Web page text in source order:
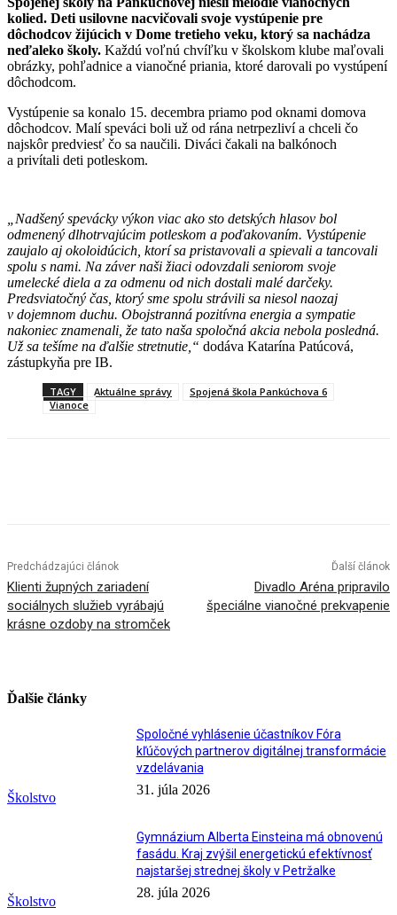
kolied. Deti usilovne nacvičovali svoje vystúpenie pre
dôchodcov žijúcich v Dome tretieho veku, ktorý sa nachádza
neďaleko školy. Každú voľnú chvíľku v školskom klube maľovali
obrázky, pohľadnice a vianočné priania, ktoré darovali po vystúpení
dôchodcom.
Vystúpenie sa konalo 15. decembra priamo pod oknami domova
dôchodcov. Malí speváci boli už od rána netrpezliví a chceli čo
najskôr predviesť čo sa naučili. Diváci čakali na balkónoch
a privítali deti potleskom.
„Nadšený spevácky výkon viac ako sto detských hlasov bol
odmenený dlhotrvajúcim potleskom a poďakovaním. Vystúpenie
zaujalo aj okoloidúcich, ktorí sa pristavovali a spievali a tancovali
spolu s nami. Na záver naši žiaci odovzdali seniorom svoje
umelecké diela a za odmenu od nich dostali malé darčeky.
Predsviatočný čas, ktorý sme spolu strávili sa niesol naozaj
v dojemnom duchu. Obojstranná pozitívna energia a sympatie
nakoniec znamenali, že tato naša spoločná akcia nebola posledná.
Už sa tešíme na ďalšie stretnutie,“ dodáva Katarína Patúcová,
zástupkyňa pre IB.
TAGY Aktuálne správy
Spojená škola Pankúchova 6
Vianoce
Predchádzajúci článok
Klienti župných zariadení
sociálnych služieb vyrábajú
krásne ozdoby na stromček
Ďalší článok
Divadlo Aréna pripravilo
špeciálne vianočné prekvapenie
Ďalšie články
Školstvo
Spoločné vyhlásenie účastníkov Fóra
kľúčových partnerov digitálnej transformácie
vzdelávania
31. júla 2026
Školstvo
Gymnázium Alberta Einsteina má obnovenú
fasádu. Kraj zvýšil energetickú efektívnosť
najstaršej strednej školy v Petržalke
28. júla 2026